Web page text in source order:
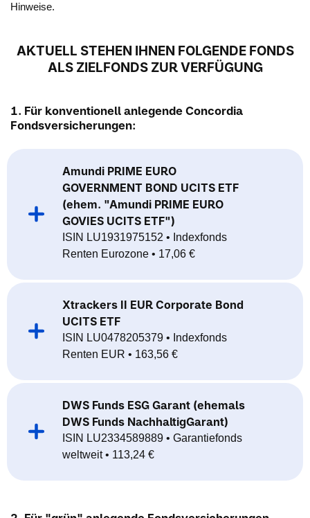
Hinweise.
AKTUELL STEHEN IHNEN FOLGENDE FONDS
ALS ZIELFONDS ZUR VERFÜGUNG
1. Für konventionell anlegende Concordia
Fondsversicherungen:
Amundi PRIME EURO
GOVERNMENT BOND UCITS ETF
(ehem. "Amundi PRIME EURO
GOVIES UCITS ETF")
ISIN LU1931975152 • Indexfonds
Renten Eurozone • 17,06 €
Xtrackers II EUR Corporate Bond
UCITS ETF
ISIN LU0478205379 • Indexfonds
Renten EUR • 163,56 €
DWS Funds ESG Garant (ehemals
DWS Funds NachhaltigGarant)
ISIN LU2334589889 • Garantiefonds
weltweit • 113,24 €